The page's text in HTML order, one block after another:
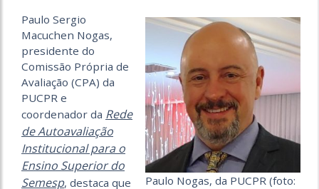
Paulo Nogas, da PUCPR (foto:
Paulo Sergio
Macuchen Nogas,
presidente do
Comissão Própria de
Avaliação (CPA) da
PUCPR e
coordenador da Rede
de Autoavaliação
Institucional para o
Ensino Superior do
Semesp, destaca que